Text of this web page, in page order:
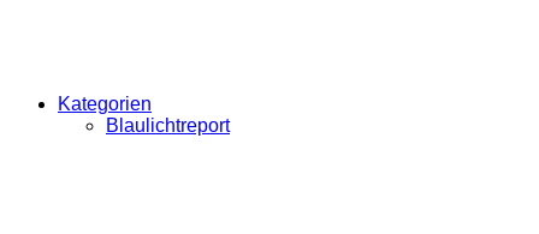
Kategorien
Blaulichtreport